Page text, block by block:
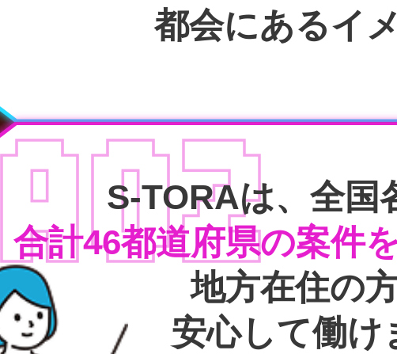
都会にあるイ
S-TORAは、全国
合計46都道府県の案件
地方在住の
安心して働け
A02